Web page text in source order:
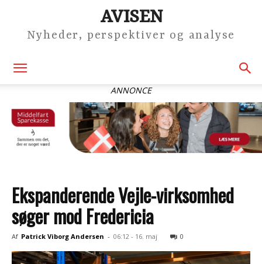
AVISEN
Nyheder, perspektiver og analyse
ANNONCE
Ekspanderende Vejle-virksomhed
søger mod Fredericia
Af Patrick Viborg Andersen - 06:12 - 16. maj 0